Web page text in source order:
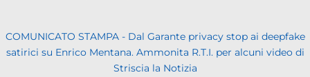
COMUNICATO STAMPA - Dal Garante privacy stop ai deepfake
satirici su Enrico Mentana. Ammonita R.T.I. per alcuni video di
Striscia la Notizia